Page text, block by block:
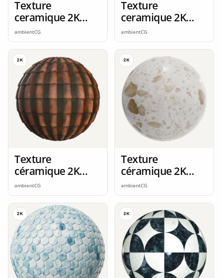
Texture
ceramique 2K
seamless
ambientCG
Texture
ceramique 2K
seamless
ambientCG
2K
Texture
céramique 2K
seamless
ambientCG
2K
Texture
céramique 2K
seamless
ambientCG
2K 2K